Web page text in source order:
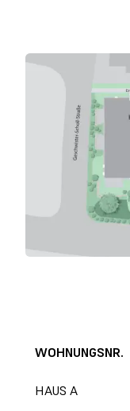
WOHNUNGSNR.
HAUS A